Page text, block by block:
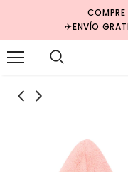
✈ENVÍO